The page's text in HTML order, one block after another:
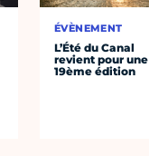
ÉVÈNEMENT
L’Été du Canal
revient pour une
19ème édition